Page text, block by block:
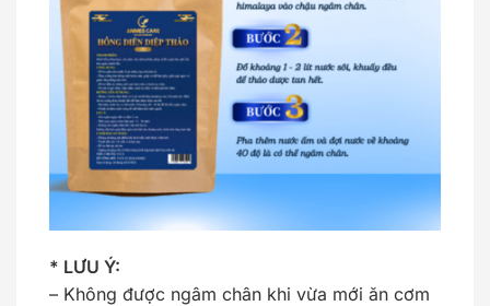
* LƯU Ý:
– Không được ngâm chân khi vừa mới ăn cơm